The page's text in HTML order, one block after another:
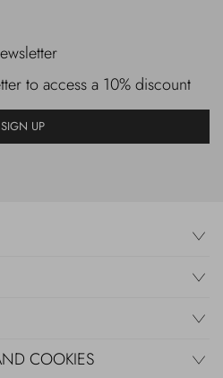
to access a 10% discount
SIGN UP
COOKIES